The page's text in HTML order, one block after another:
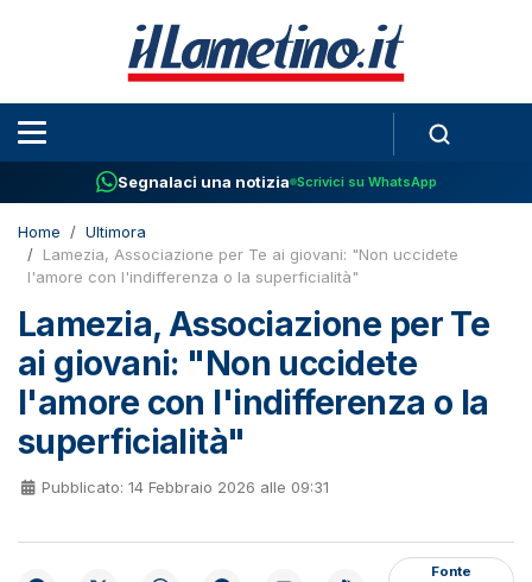
Segnalaci una notizia Scrivici su WhatsApp
Home
Ultimora
Lamezia, Associazione per Te ai giovani: "Non uccidete
l'amore con l'indifferenza o la superficialità"
Lamezia, Associazione per Te
ai giovani: "Non uccidete
l'amore con l'indifferenza o la
superficialità"
Pubblicato: 14 Febbraio 2026 alle 09:31
Fonte